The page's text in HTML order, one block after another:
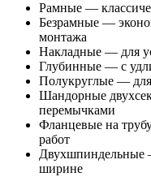
Рамные —
Безрамные —
монтажа
Накладные — для
Глубинные — с
Полукруглые —
Шандорные
перемычками
Фланцевые на
работ
Двухшпиндельные
ширине